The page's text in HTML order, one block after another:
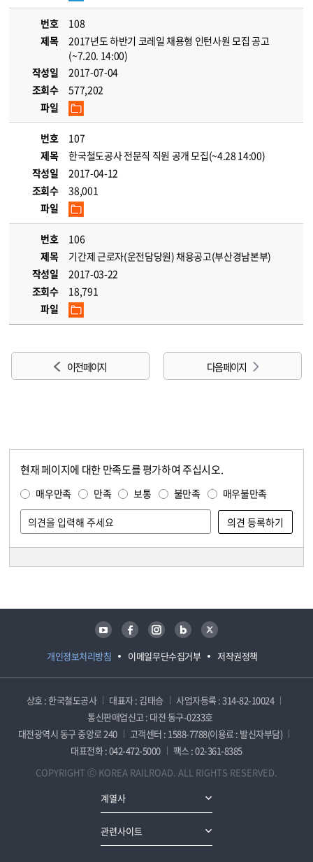
번호
108
제목
2017년도 하반기 코레일 채용형 인턴사원 모집 공고
(~7.20. 14:00)
작성일
2017-07-04
조회수
577,202
파일
번호
107
제목
한국철도공사 전문직 직원 공개 모집(~4.28 14:00)
작성일
2017-04-12
조회수
38,001
파일
번호
106
제목
기간제 근로자(운전담당원) 채용공고(부산경남본부)
작성일
2017-03-22
조회수
18,791
파일
이전 페이지 다음 페이지
현재 페이지에 대한 만족도를 평가하여 주십시오.
매우만족 만족 보통 불만족 매우불만족
개인정보처리방침 이메일무단수집거부 저작권정책
유튜브 페이스북 인스타그램 블로그 트위터
상호 : 한국철도공사 대표자 : 김태승
사업자등록 : 314-82-10024
통신판매업신고 : 대전 동구-0233호
대전광역시 동구 중앙로 240
고객센터 : 1588-7788(이용료 : 발신자부담)
대표전화 : 042-472-5000
팩스 : 02-361-8385
COPYRIGHT ⓒ KOREA RAILROAD. ALL RIGHTS RESERVED.
계열사
관련사이트